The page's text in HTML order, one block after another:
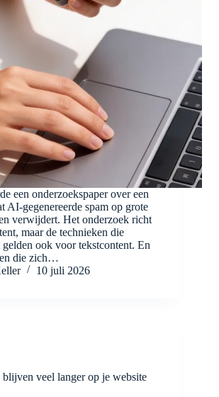
een onderzoekspaper over een
AI-gegenereerde spam op grote
verwijdert. Het onderzoek richt
maar de technieken die
ook voor tekstcontent. En
die zich…
10 juli 2026
veel langer op je website